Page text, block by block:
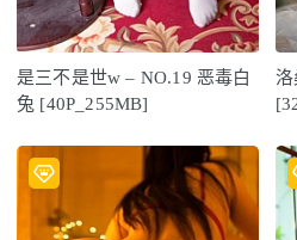
是三不是世w – NO.19 恶毒白
兔 [40P_255MB]
洛